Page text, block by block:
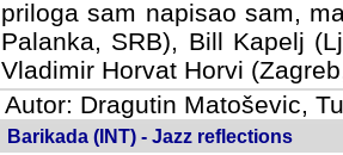
priloga sam napisao sam,
Palanka, SRB), Bill Kapelj
Vladimir Horvat Horvi
Autor: Dragutin Matoševic,
Barikada (INT) - Jazz reflections